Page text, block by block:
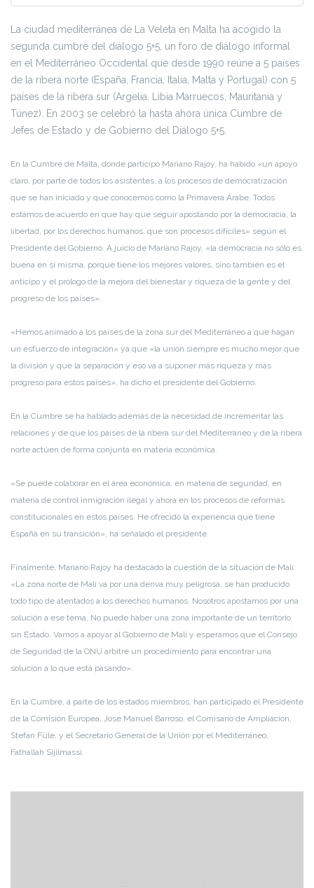
La ciudad mediterránea de La Veleta en Malta ha acogido la
segunda cumbre del diálogo 5+5, un foro de diálogo informal
en el Mediterráneo Occidental que desde 1990 reúne a 5 países
de la ribera norte (España, Francia, Italia, Malta y Portugal) con 5
países de la ribera sur (Argelia, Libia Marruecos, Mauritania y
Túnez). En 2003 se celebró la hasta ahora única Cumbre de
Jefes de Estado y de Gobierno del Diálogo 5+5.
En la Cumbre de Malta, donde participó Mariano Rajoy, ha habido «un apoyo
claro, por parte de todos los asistentes, a los procesos de democratización
que se han iniciado y que conocemos como la Primavera Árabe. Todos
estamos de acuerdo en que hay que seguir apostando por la democracia, la
libertad, por los derechos humanos, que son procesos difíciles» según el
Presidente del Gobierno. A juicio de Mariano Rajoy, «la democracia no sólo es
buena en sí misma, porque tiene los mejores valores, sino también es el
anticipo y el prólogo de la mejora del bienestar y riqueza de la gente y del
progreso de los países».
«Hemos animado a los países de la zona sur del Mediterráneo a que hagan
un esfuerzo de integración» ya que «la unión siempre es mucho mejor que
la división y que la separación y eso va a suponer más riqueza y más
progreso para estos países», ha dicho el presidente del Gobierno.
En la Cumbre se ha hablado además de la necesidad de incrementar las
relaciones y de que los países de la ribera sur del Mediterráneo y de la ribera
norte actúen de forma conjunta en materia económica.
«Se puede colaborar en el área económica, en materia de seguridad, en
materia de control inmigración ilegal y ahora en los procesos de reformas
constitucionales en estos países. He ofrecido la experiencia que tiene
España en su transición», ha señalado el presidente.
Finalmente, Mariano Rajoy ha destacado la cuestión de la situación de Mali:
«La zona norte de Mali va por una deriva muy peligrosa, se han producido
todo tipo de atentados a los derechos humanos. Nosotros apostamos por una
solución a ese tema. No puede haber una zona importante de un territorio
sin Estado. Vamos a apoyar al Gobierno de Mali y esperamos que el Consejo
de Seguridad de la ONU arbitre un procedimiento para encontrar una
solución a lo que está pasando».
En la Cumbre, a parte de los estados miembros, han participado el Presidente
de la Comisión Europea, José Manuel Barroso, el Comisario de Ampliación,
Stefan Füle, y el Secretario General de la Unión por el Mediterráneo,
Fathallah Sijilmassi.